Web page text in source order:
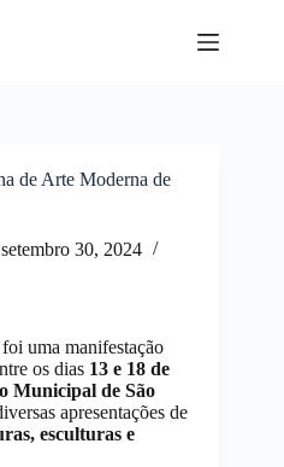
de Arte Moderna de
setembro 30, 2024
foi uma manifestação
os dias 13 e 18 de
Municipal de São
apresentações de
esculturas e